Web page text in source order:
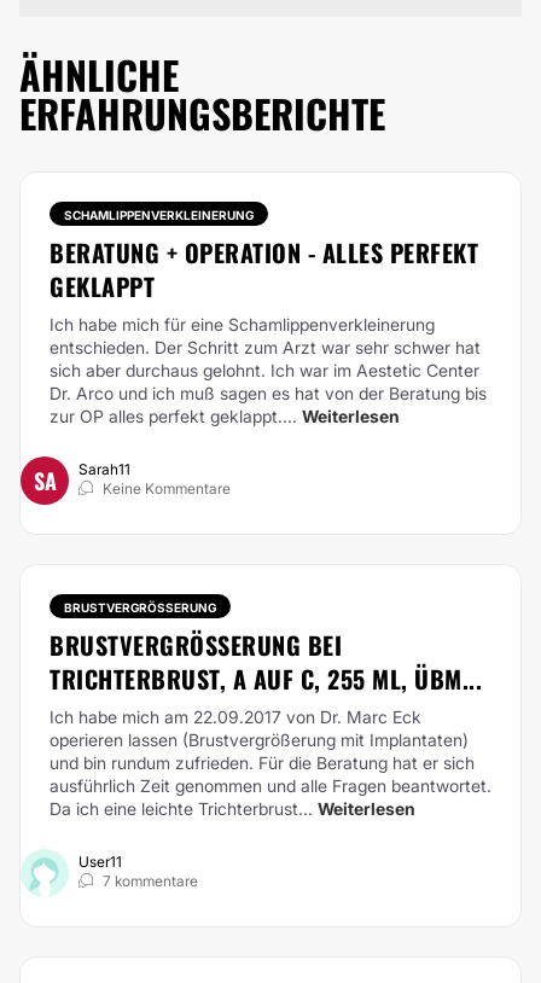
ÄHNLICHE
ERFAHRUNGSBERICHTE
SCHAMLIPPENVERKLEINERUNG
BERATUNG + OPERATION - ALLES PERFEKT
GEKLAPPT
Ich habe mich für eine Schamlippenverkleinerung
entschieden. Der Schritt zum Arzt war sehr schwer hat
sich aber durchaus gelohnt. Ich war im Aestetic Center
Dr. Arco und ich muß sagen es hat von der Beratung bis
zur OP alles perfekt geklappt.... Weiterlesen
SA
Sarah11
Keine Kommentare
BRUSTVERGRÖSSERUNG
BRUSTVERGRÖSSERUNG BEI T
RICHTERBRUST, A AUF C, 255 ML, ÜBM...
Ich habe mich am 22.09.2017 von Dr. Marc Eck
operieren lassen (Brustvergrößerung mit Implantaten)
und bin rundum zufrieden. Für die Beratung hat er sich
ausführlich Zeit genommen und alle Fragen beantwortet.
Da ich eine leichte Trichterbrust... Weiterlesen
User11
7 kommentare